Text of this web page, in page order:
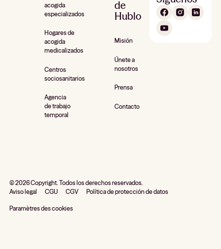
acogida
especializados
Hogares de
acogida
medicalizados
Centros
sociosanitarios
Agencia
de trabajo
temporal
de
Hublo
Misión
Únete a
nosotros
Prensa
Contacto
©2026Copyright. Todos los derechos reservados.
Aviso legal
CGU CGV Política de protección de datos
Paramètres des cookies